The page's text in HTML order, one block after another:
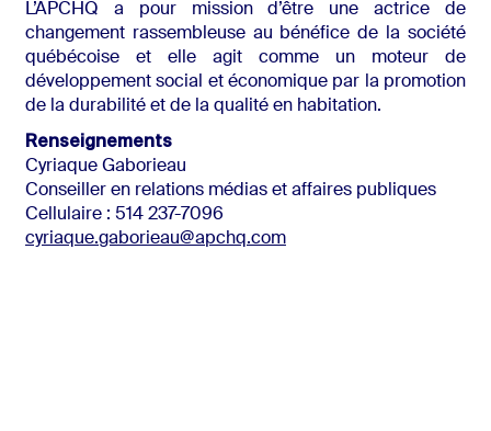
L’APCHQ a pour mission d’être une actrice de
changement rassembleuse au bénéfice de la société
québécoise et elle agit comme un moteur de
développement social et économique par la promotion
de la durabilité et de la qualité en habitation.
Renseignements
Cyriaque Gaborieau
Conseiller en relations médias et affaires publiques
Cellulaire : 514 237-7096
cyriaque.gaborieau@apchq.com